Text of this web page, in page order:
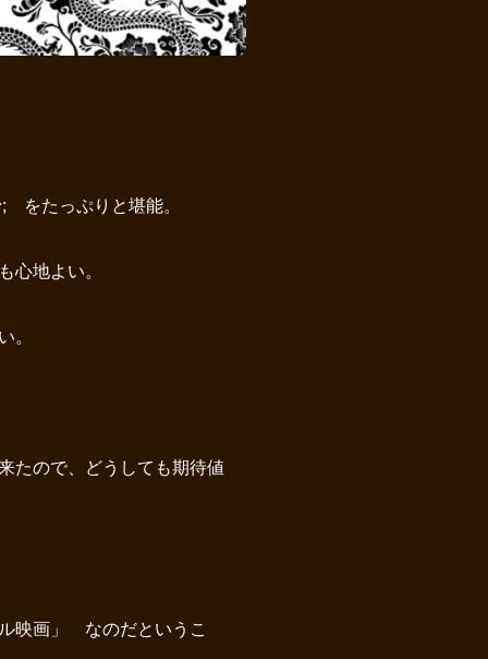
をたっぷりと堪能。
心地よい。
。
たので、どうしても期待値
映画」 なのだというこ